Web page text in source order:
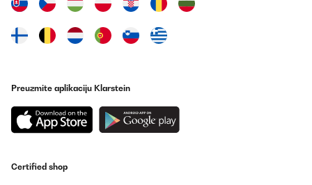
Nachdem wir uns aus ungünsten finanziellen Gründen für diese
Kenwood, mit der man auch Nudeln machen kann, ein Traum,
Preis sollte die Maschine vor allem eins können: Teig kneten.Und
das tut sie! Wir backen wöchentlich Brot und Brötchen – von
normalen Broten über Fladenbrot bis hin zu festem Sauerteig –
neigt der Teig zwar manchmal dazu, sich am Haken
hochzuziehen, und der Haken könnte insgesamt etwas besser an
Preuzmite aplikaciju Klarstein
Certified shop